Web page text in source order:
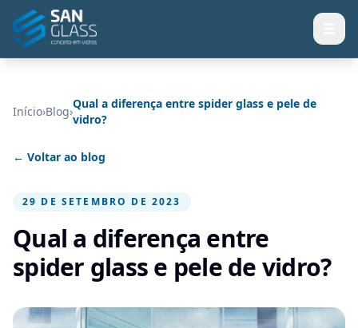
Início›Blog›
Qual a diferença entre spider glass e pele de
vidro?
← Voltar ao blog
29 DE SETEMBRO DE 2023
Qual a diferença entre
spider glass e pele de vidro?